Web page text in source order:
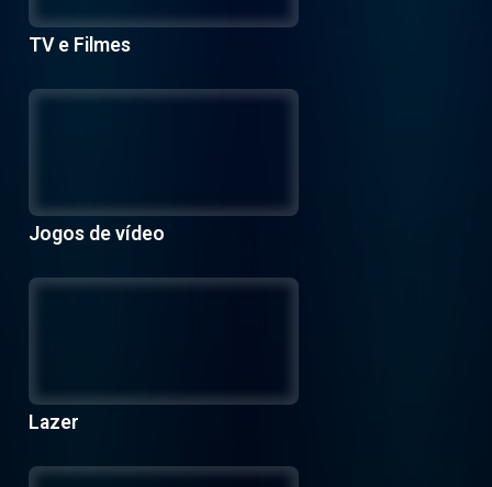
TV e Filmes
Jogos de vídeo
Lazer